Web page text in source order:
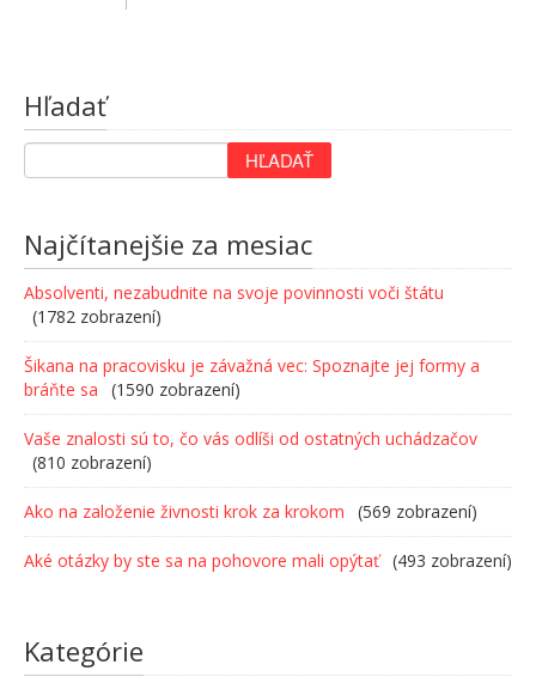
Hľadať
Najčítanejšie za mesiac
Absolventi, nezabudnite na svoje povinnosti voči štátu
(1782 zobrazení)
Šikana na pracovisku je závažná vec: Spoznajte jej formy a
bráňte sa
(1590 zobrazení)
Vaše znalosti sú to, čo vás odlíši od ostatných uchádzačov
(810 zobrazení)
Ako na založenie živnosti krok za krokom (569 zobrazení)
Aké otázky by ste sa na pohovore mali opýtať (493 zobrazení)
Kategórie